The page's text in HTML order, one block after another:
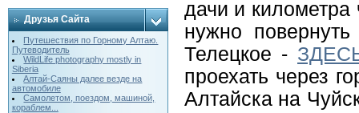
Друзья Сайта
Путешествия по Горному Алтаю.
Путеводитель
WildLife photography mostly in
Siberia
Алтай-Саяны далее везде на
автомобиле
Cамолетом, поездом, машиной,
кораблем...
дачи и километра
нужно
Телецкое -
проехать через
Алтайска на